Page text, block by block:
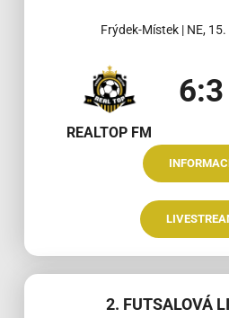
Frýdek-Místek | NE,
REALTOP FM
6:3
2. FUTSALOVÁ